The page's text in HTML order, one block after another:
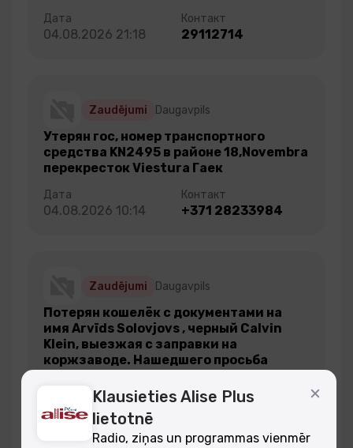
04.08.2026 21:18 29112714
Zaudējumi Daugavpils
Утерян гос, номер транспортного
средства KN2495 в районе 18,Novembra
перекресток Viestura Гаек
04.08.2026 10:14 +371 28233984
Zaudējumi Daugavpils
Потерян кошелёк с документами на
имя Arvīds Solovjovs , черный Calvin
Klein, выезжая с заправки на
коржзаводе. Нашедшего просьба
03.08.2026 14:46
Klausieties Alise Plus
lietotnē
Radio, ziņas un programmas vienmēr